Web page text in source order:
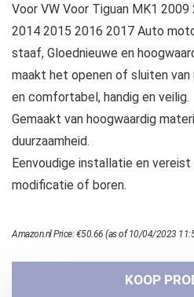
Voor VW Voor Tiguan MK1
2014 2015 2016 2017 Auto
staaf, Gloednieuwe en
maakt het openen of sluiten
en comfortabel, handig en veilig.
Gemaakt van hoogwaardig
duurzaamheid.
Eenvoudige installatie en
modificatie of boren.
Amazon.nl Price:€50.66 (as of 10/04/2023
KOOP